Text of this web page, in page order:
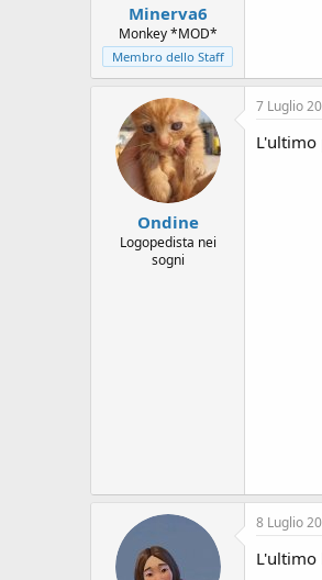
u
s
Minerva6
Monkey *MOD*
Membro dello Staff
Ondine
Logopedista nei
sogni
7 Luglio
L'ultimo
8 Luglio
L'ultimo